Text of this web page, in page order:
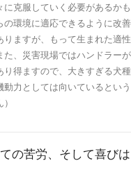
に克服していく必要があるか
の環境に適応できるように改
りますが、もって生まれた適
た、災害現場ではハンドラー
り得ますので、大きすぎる犬
動力としては向いているという
の苦労、そして喜びは